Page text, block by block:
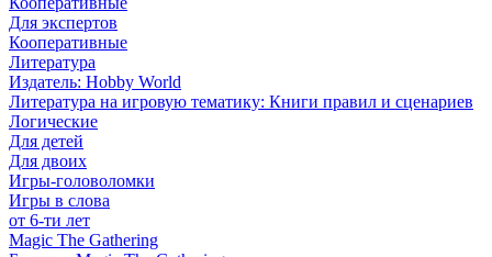
Для экспертов
Кооперативные
Литература
Издатель: Hobby World
Литература на игровую тематику: Книги правил и сценариев
Логические
Для детей
Для двоих
Игры-головоломки
Игры в слова
от 6-ти лет
Magic The Gathering